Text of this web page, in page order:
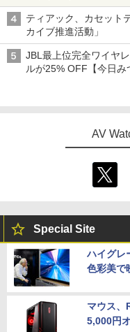
ティアック、カセット
カイブ推進活動」
JBL最上位完全ワイヤ
ルが25% OFF【今日み
AV
Special Site
ハイグレ
色彩美で
マウス、
5,000円